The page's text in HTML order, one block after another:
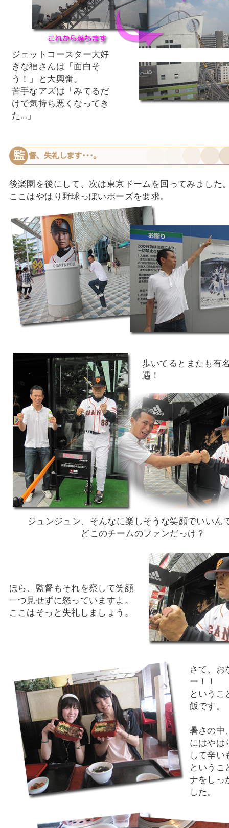
ジェットコースター大好
きな福さんは「面白そ
う！」と大興奮。
苦手なアズは「みてるだ
けで気持ち悪くなってき
た…」
後楽園を後にして、次は東京ドームを回ってみました
ここはやはり野球っぽいポーズを要求。
歩いてるとまたも有
遇！
ジュンジュン、そんなに楽しそうな笑顔でいいん
どこのチームのファンだっけ？
ほら、監督もそれを察して笑顔
一つ見せずに怒っていますよ。
ここはそっと失礼しましょう。
さて、お
ー！！
というこ
飯です。
暑さの中
にはやは
して辛い
というこ
ナをしっ
した。